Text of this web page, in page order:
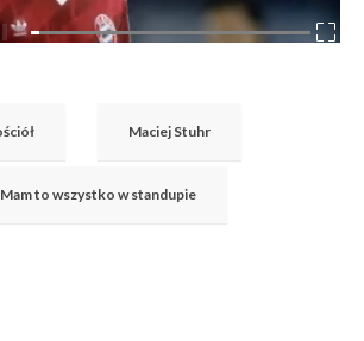
Maciej Stuhr
Mam to wszystko w standupie